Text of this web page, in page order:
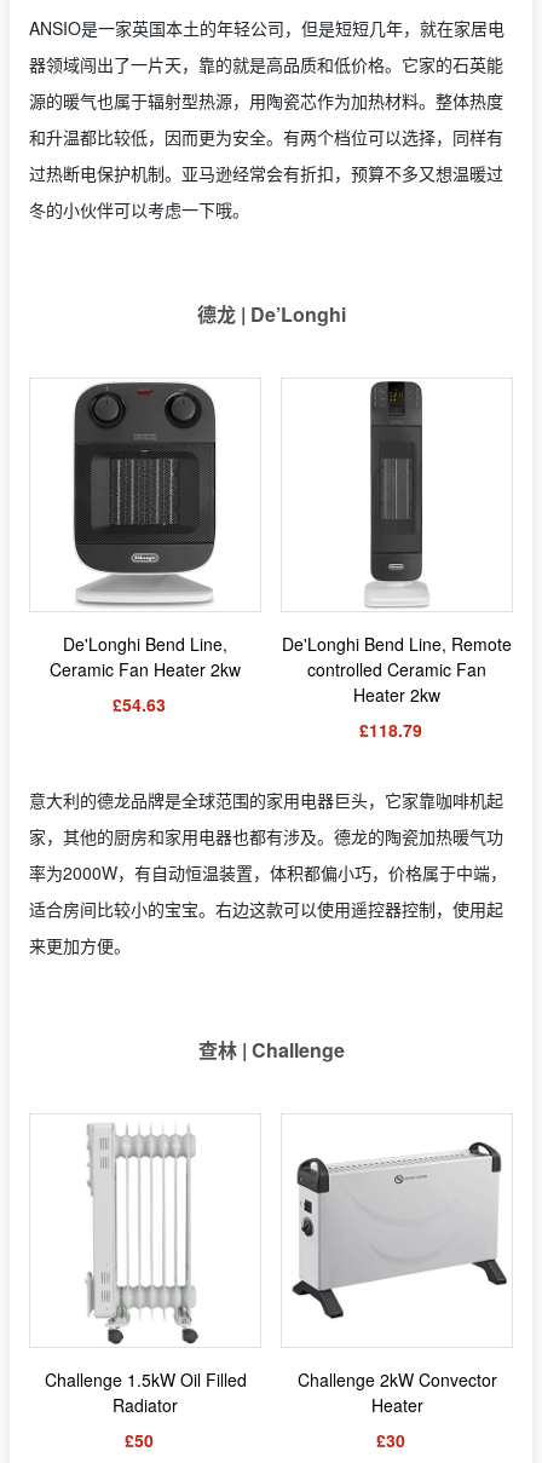
ANSIO是一家英国本土的年轻公司，但是短短几年，就在家居电
器领域闯出了一片天，靠的就是高品质和低价格。它家的石英能
源的暖气也属于辐射型热源，用陶瓷芯作为加热材料。整体热度
和升温都比较低，因而更为安全。有两个档位可以选择，同样有
过热断电保护机制。亚马逊经常会有折扣，预算不多又想温暖过
冬的小伙伴可以考虑一下哦。
德龙 | De’Longhi
De'Longhi Bend Line,
Ceramic Fan Heater 2kw
£54.63
De'Longhi Bend Line, Remote
controlled Ceramic Fan
Heater 2kw
£118.79
意大利的德龙品牌是全球范围的家用电器巨头，它家靠咖啡机起
家，其他的厨房和家用电器也都有涉及。德龙的陶瓷加热暖气功
率为2000W，有自动恒温装置，体积都偏小巧，价格属于中端，
适合房间比较小的宝宝。右边这款可以使用遥控器控制，使用起
来更加方便。
查林 | Challenge
Challenge 1.5kW Oil Filled
Radiator
£50
Challenge 2kW Convector
Heater
£30